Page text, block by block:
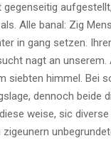
Alle banal: Zig
in gang setzen.
nagt an
siebten himmel. Bei
dennoch beide
weise, sic